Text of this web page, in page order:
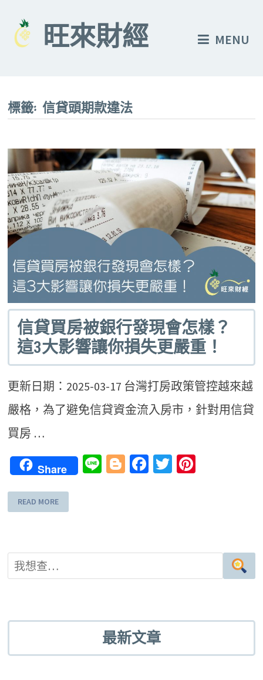
content
旺來財經 MENU
標籤:信貸頭期款違法
信貸買房被銀行發現會怎樣？
這3大影響讓你損失更嚴重！
更新日期：2025-03-17 台灣打房政策管控越來越
嚴格，為了避免信貸資金流入房市，針對用信貸
買房 …
Share LineBlogger
Facebook
Twitter
READ MORE
最新文章